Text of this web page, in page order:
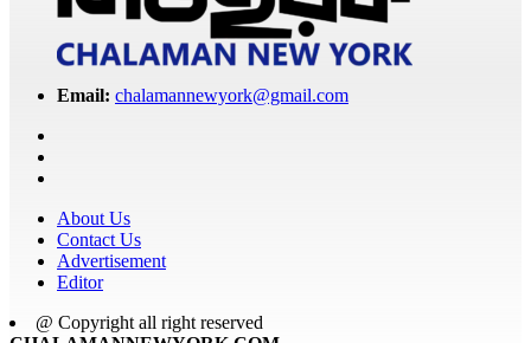
Email: chalamannewyork@gmail.com
About Us
Contact Us
Advertisement
Editor
@ Copyright all right reserved